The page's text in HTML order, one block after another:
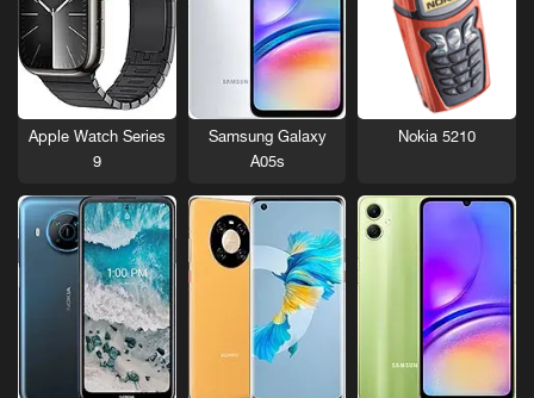
Nokia 5210
Samsung Galaxy
A05s
Apple Watch Series
9